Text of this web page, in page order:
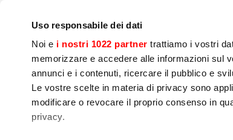
Uso responsabile dei dati
Noi e i nostri 1022 partner trattiamo i vostri
memorizzare e accedere alle informazioni sul
annunci e i contenuti, ricercare il pubblico e
Le vostre scelte in materia di privacy sono
modificare o revocare il proprio consenso in
privacy.
Cocinado
Preparación de
Alimentos